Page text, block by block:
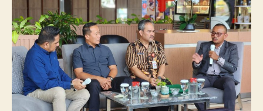
Mijen
dan
Tugu
Ancam
Eksistensi
Semarang